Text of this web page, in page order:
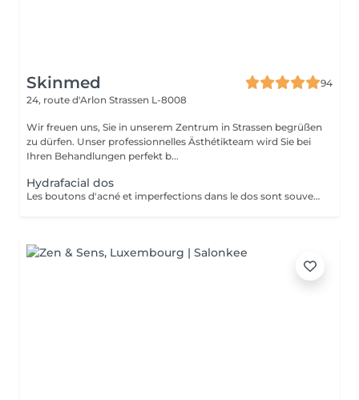
Skinmed
94
24, route d'Arlon Strassen L-8008
Wir freuen uns, Sie in unserem Zentrum in Strassen begrüßen
zu dürfen. Unser professionnelles Ästhétikteam wird Sie bei
Ihren Behandlungen perfekt b...
Hydrafacial dos
Les boutons d'acné et imperfections dans le dos sont souvent présents chez les adolescents, jeunes adultes ou encore chez les personnes présentant des problèmes hormonaux. Leur apparition s'explique par le même phénomène que les imperfections du visage : une accumulation de sébum, peaux mortes, et une inflammation. HydraFacial est le seul traitement utilisant une technologie brevetée pour nettoyer, éliminer et hydrater. Les super sérums HydraFacial contiennent des ingrédients nutritifs pour une peau plus belle immédiatement. Le résultat : un nettoyage profond de la peau, une réhydratation, et une diminution des imperfections. Ce soin est composé d'un nettoyage, d'une exfoliation douce, d'une extraction et d'antioxydants.